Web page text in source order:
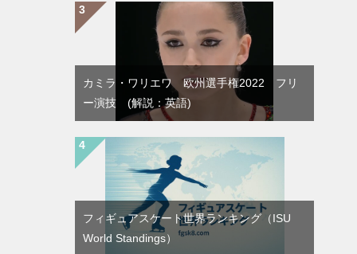
カミラ・ワリエワ 欧州選手権2022 フリ
ー演技 (解説：英語)
フィギュアスケート世界ランキング（ISU
World Standings）